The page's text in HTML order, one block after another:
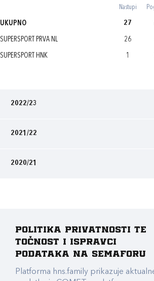
Nastupi
UKUPNO 27
SUPERSPORT PRVA NL 26
SUPERSPORT HNK 1
2022/23
2021/22
2020/21
Politika privatnosti te
točnost i ispravci
podataka na Semaforu
Platforma hns.family prikazuje